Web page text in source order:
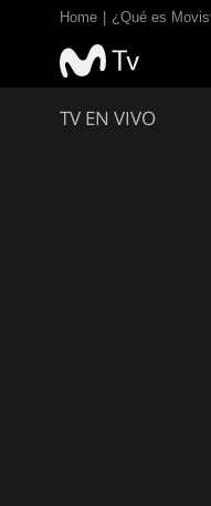
Home ¿Qué es
TV EN VIVO